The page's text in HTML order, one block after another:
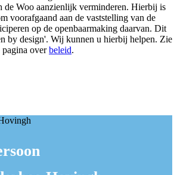
de Woo aanzienlijk verminderen. Hierbij is
voorafgaand aan de vaststelling van de
op de openbaarmaking daarvan. Dit
by design'. Wij kunnen u hierbij helpen. Zie
pagina overbeleid.